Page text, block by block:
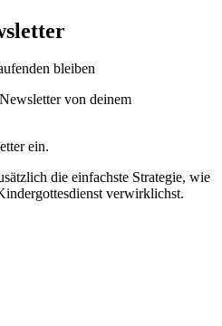
bleiben
von deinem
ein.
die einfachste Strategie, wie
verwirklichst.